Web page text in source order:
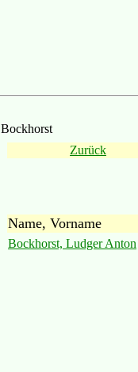
Bockhorst
Zurück
Name, Vorname
Bockhorst, Ludger Anton